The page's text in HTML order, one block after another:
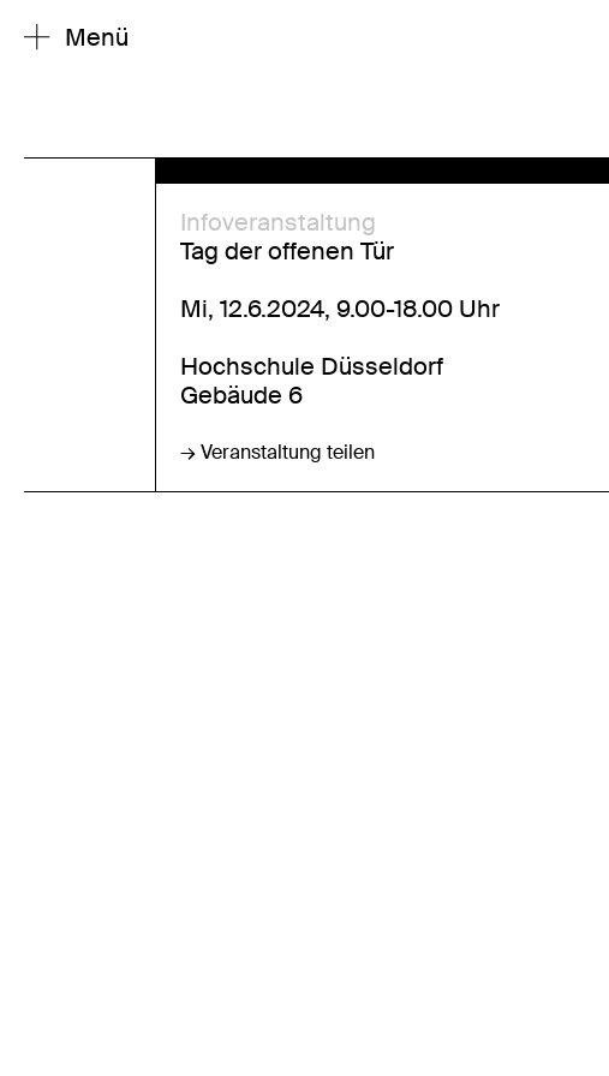
Menü
Infoveranstaltung
Tag der offenen Tür
Mi, 12.6.2024, 9.00-18.00 Uhr
Hochschule Düsseldorf
Gebäude 6
→ Veranstaltung teilen